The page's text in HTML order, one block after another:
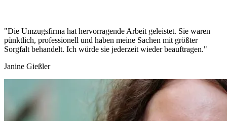
"Die Umzugsfirma hat hervorragende Arbeit geleistet. Sie waren
pünktlich, professionell und haben meine Sachen mit größter
Sorgfalt behandelt. Ich würde sie jederzeit wieder beauftragen."
Janine Gießler